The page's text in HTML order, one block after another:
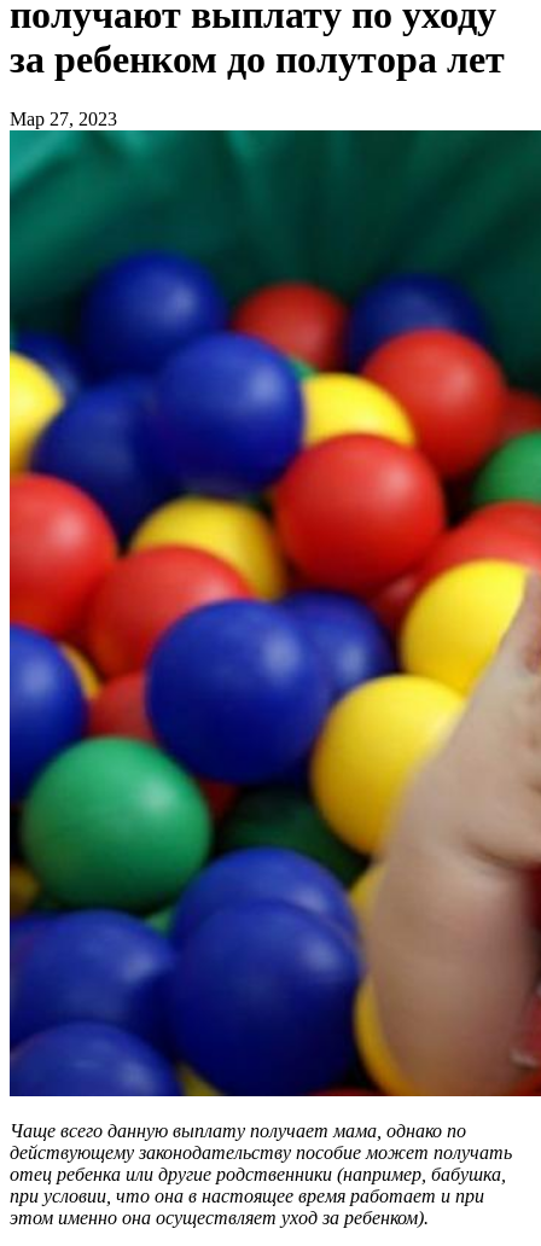
получают выплату по уходу
за ребенком до полутора лет
Мар 27, 2023
Чаще всего данную выплату получает мама, однако по
действующему законодательству пособие может получать
отец ребенка или другие родственники (например, бабушка,
при условии, что она в настоящее время работает и при
этом именно она осуществляет уход за ребенком).